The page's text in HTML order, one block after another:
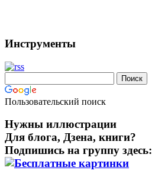
Инструменты
Пользовательский поиск
Нужны иллюстрации
Для блога, Дзена, книги?
Подпишись на группу здесь: